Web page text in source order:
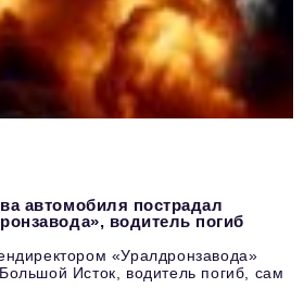
автомобиля пострадал
водитель погиб
«Уралдронзавода»
Исток, водитель погиб, сам